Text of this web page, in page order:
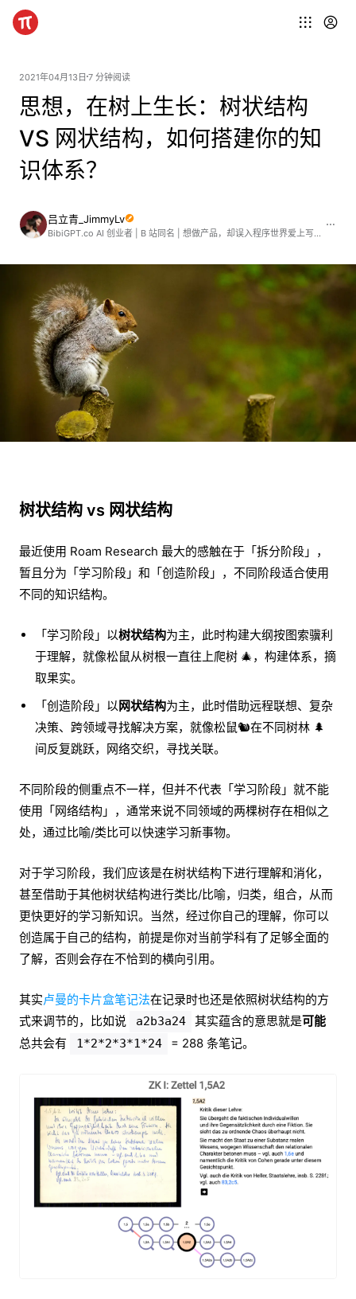
2021年04月13日 7 分钟阅读
思想，在树上生长：树状结构
VS 网状结构，如何搭建你的知
识体系？
吕立青_JimmyLv
BibiGPT.co AI 创业者 | B 站同名 | 想做产品，却误入程序世界爱上写作的摄影师。公众号：魔法司丨微信：JimmyLv_Jing丨博客：https://blog.jimmylv.info 「在学习的同时帮助他人学习」
树状结构 vs 网状结构
最近使用 Roam Research 最大的感触在于「拆分阶段」，
暂且分为「学习阶段」和「创造阶段」，不同阶段适合使用
不同的知识结构。
「学习阶段」以树状结构为主，此时构建大纲按图索骥利
于理解，就像松鼠从树根一直往上爬树 🎄，构建体系，摘
取果实。
「创造阶段」以 网状结构为主，此时借助远程联想、复杂
决策、跨领域寻找解决方案，就像松鼠🐿在不同树林 🌲
间反复跳跃，网络交织，寻找关联。
不同阶段的侧重点不一样，但并不代表「学习阶段」就不能
使用「网络结构」，通常来说不同领域的两棵树存在相似之
处，通过比喻/类比可以快速学习新事物。
对于学习阶段，我们应该是在树状结构下进行理解和消化，
甚至借助于其他树状结构进行类比/比喻，归类，组合，从而
更快更好的学习新知识。当然，经过你自己的理解，你可以
创造属于自己的结构，前提是你对当前学科有了足够全面的
了解，否则会存在不恰到的横向引用。
其实卢曼的卡片盒笔记法在记录时也还是依照树状结构的方
式来调节的，比如说
a2b3a24 其实蕴含的意思就是可能
总共会有
1*2*2*3*1*24 = 288 条笔记。